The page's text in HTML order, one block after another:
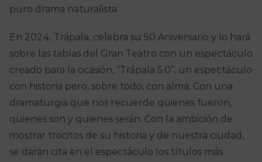
puro drama naturalista.
En 2024, Trápala, celebra su 50 Aniversario y lo hará
sobre las tablas del Gran Teatro con un espectáculo
creado para la ocasión, “Trápala 5.0”, un espectáculo
con historia pero, sobre todo, con alma. Con una
dramaturgia que nos recuerde quienes fueron,
quienes son y quienes serán. Con la ambición de
mostrar trocitos de su historia y de nuestra ciudad,
se darán cita en el espectáculo los títulos más